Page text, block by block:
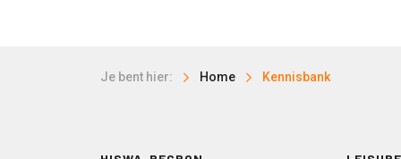
Je bent hier: Home Kennisbank